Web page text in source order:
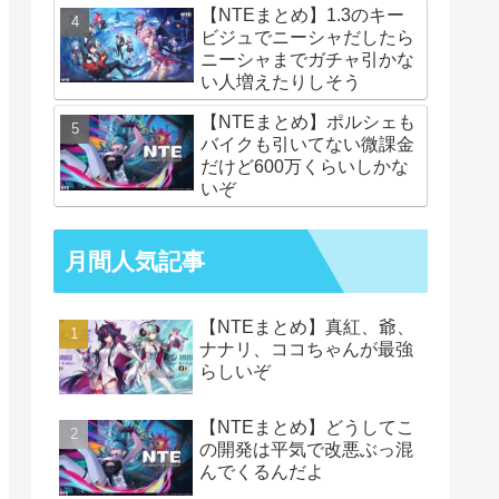
【NTEまとめ】1.3のキー
ビジュでニーシャだしたら
ニーシャまでガチャ引かな
い人増えたりしそう
【NTEまとめ】ポルシェも
バイクも引いてない微課金
だけど600万くらいしかな
いぞ
月間人気記事
【NTEまとめ】真紅、爺、
ナナリ、ココちゃんが最強
らしいぞ
【NTEまとめ】どうしてこ
の開発は平気で改悪ぶっ混
んでくるんだよ